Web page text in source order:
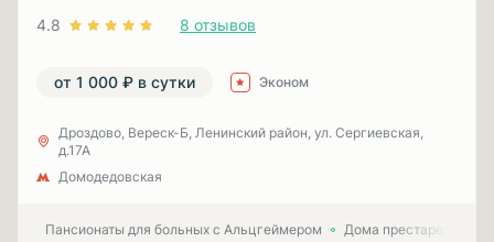
4.8 8 отзывов
от 1 000 ₽ в сутки Эконом
Дроздово, Вереск-Б, Ленинский район, ул. Сергиевская,
д.17А
Домодедовская
Пансионаты для больных с Альцгеймером Дома престарелых